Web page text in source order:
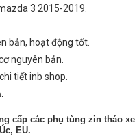
3 2015-2019.
bản, hoạt động tốt.
nguyên bản.
tiết inb shop.
cấp các phụ tùng zin tháo
EU.